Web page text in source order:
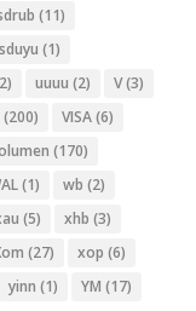
(11)
(1)
uuuu (2) V(3)
(200) VISA(6)
(170)
(1) wb (2)
(5) xhb (3)
(27) xop (6)
yinn (1) YM (17)